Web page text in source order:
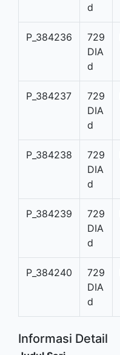
d
P_384236
729
DIA
d
P_384237
729
DIA
d
P_384238
729
DIA
d
P_384239
729
DIA
d
P_384240
729
DIA
d
Informasi Detail